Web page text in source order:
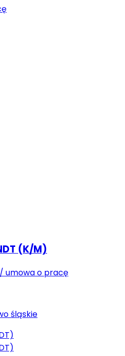
(K/M)
/ umowa o pracę
śląskie